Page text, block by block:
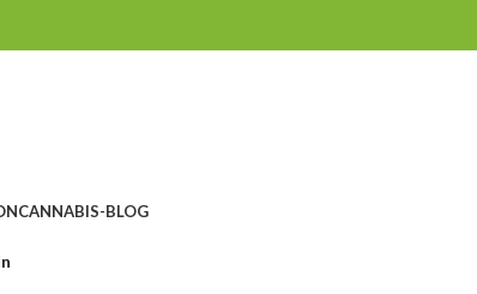
CANNABIS-BLOG